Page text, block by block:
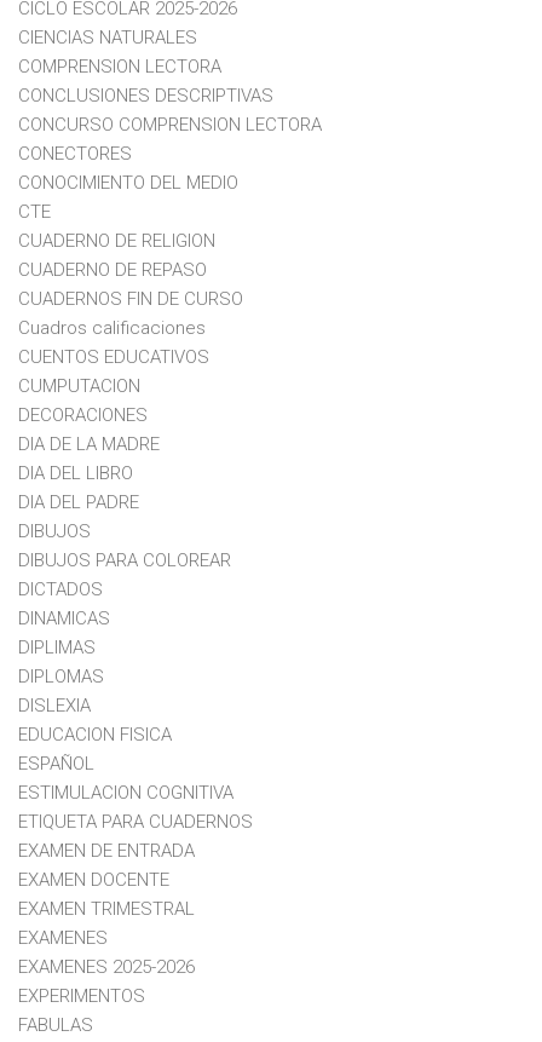
CICLO ESCOLAR 2025-2026
CIENCIAS NATURALES
COMPRENSION LECTORA
CONCLUSIONES DESCRIPTIVAS
CONCURSO COMPRENSION LECTORA
CONECTORES
CONOCIMIENTO DEL MEDIO
CTE
CUADERNO DE RELIGION
CUADERNO DE REPASO
CUADERNOS FIN DE CURSO
Cuadros calificaciones
CUENTOS EDUCATIVOS
CUMPUTACION
DECORACIONES
DIA DE LA MADRE
DIA DEL LIBRO
DIA DEL PADRE
DIBUJOS
DIBUJOS PARA COLOREAR
DICTADOS
DINAMICAS
DIPLIMAS
DIPLOMAS
DISLEXIA
EDUCACION FISICA
ESPAÑOL
ESTIMULACION COGNITIVA
ETIQUETA PARA CUADERNOS
EXAMEN DE ENTRADA
EXAMEN DOCENTE
EXAMEN TRIMESTRAL
EXAMENES
EXAMENES 2025-2026
EXPERIMENTOS
FABULAS